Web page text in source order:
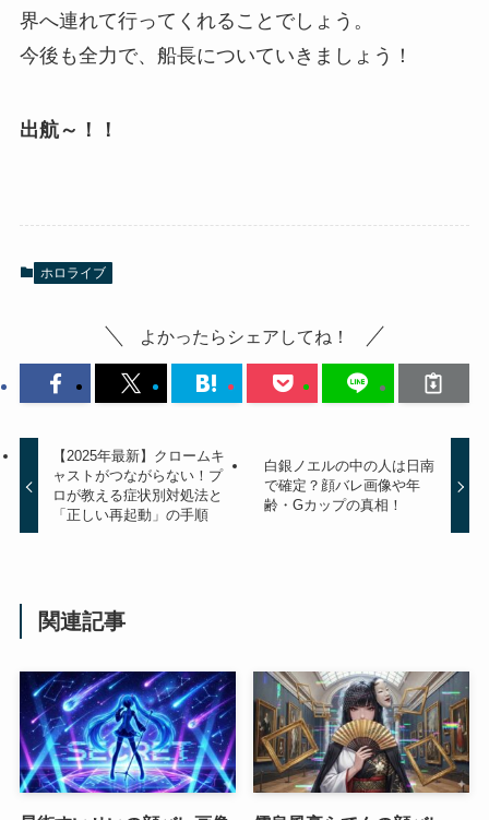
界へ連れて行ってくれることでしょう。
今後も全力で、船長についていきましょう！
出航～！！
ホロライブ
よかったらシェアしてね！
【2025年最新】クロームキ
ャストがつながらない！プ
ロが教える症状別対処法と
「正しい再起動」の手順
白銀ノエルの中の人は日南
で確定？顔バレ画像や年
齢・Gカップの真相！
関連記事